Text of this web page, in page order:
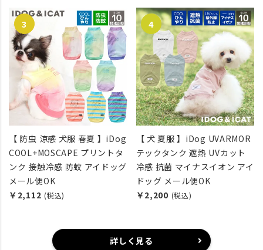
【 防虫 涼感 犬服 春夏 】iDog
COOL+MOSCAPE プリントタ
ンク 接触冷感 防蚊 アイドッグ
メール便OK
￥2,112 (税込)
【 犬 夏服 】iDog UVARMOR
テックタンク 遮熱 UVカット
冷感 抗菌 マイナスイオン アイ
ドッグ メール便OK
￥2,200 (税込)
詳しく見る